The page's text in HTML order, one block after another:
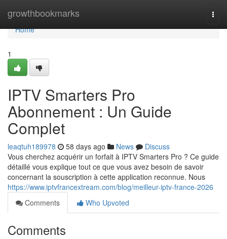
growthbookmarks
Home
Home
1
IPTV Smarters Pro
Abonnement : Un Guide
Complet
leaqtuh189978 58 days ago News
Discuss
Vous cherchez acquérir un forfait à IPTV Smarters Pro ? Ce guide
détaillé vous explique tout ce que vous avez besoin de savoir
concernant la souscription à cette application reconnue. Nous
https://www.iptvfrancextream.com/blog/meilleur-iptv-france-2026
Comments
Who Upvoted
Comments